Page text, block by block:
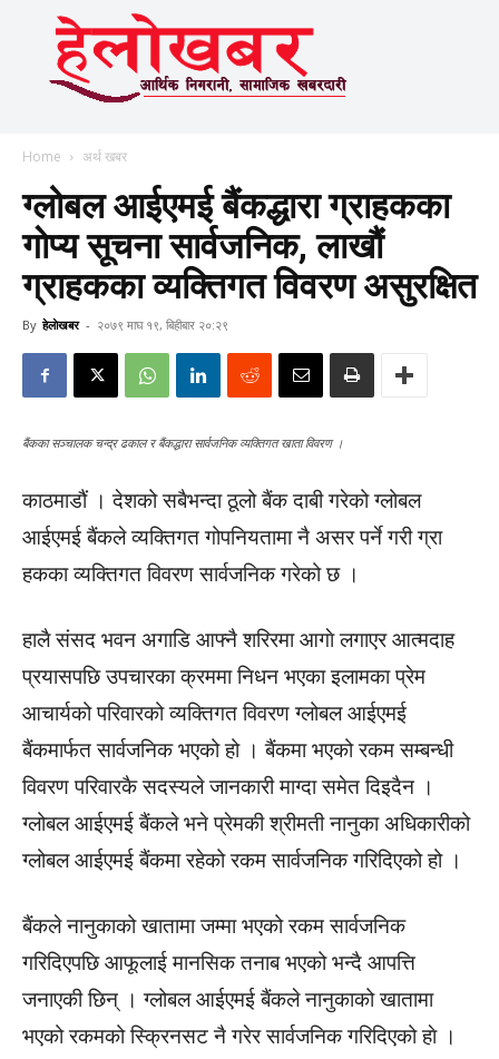
Home अर्थ खबर
ग्लोबल आईएमई बैंकद्धारा ग्राहकका
गाेप्य सूचना सार्वजनिक, लाखौं
ग्राहकका व्यक्तिगत विवरण असुरक्षित
By हेलाेखबर - २०७९ माघ १९, बिहीबार २०:२९
बैंकका सञ्चालक चन्द्र ढकाल र बैंकद्धारा सार्वजनिक व्यक्तिगत खाता विवरण ।
काठमाडौं । देशको सबैभन्दा ठूलो बैंक दाबी गरेको ग्लोबल
आईएमई बैंकले व्यक्तिगत गोपनियतामा नै असर पर्ने गरी ग्रा
हकका व्यक्तिगत विवरण सार्वजनिक गरेको छ ।
हालै संसद भवन अगाडि आफ्नै शरिरमा आगाे लगाएर आत्मदाह
प्रयासपछि उपचारका क्रममा निधन भएका इलामका प्रेम
आचार्यको परिवारको व्यक्तिगत विवरण ग्लोबल आईएमई
बैंकमार्फत सार्वजनिक भएको हो । बैंकमा भएको रकम सम्बन्धी
विवरण परिवारकै सदस्यले जानकारी माग्दा समेत दिइदैन ।
ग्लोबल आईएमई बैंकले भने प्रेमकी श्रीमती नानुका अधिकारीको
ग्लोबल आईएमई बैंकमा रहेको रकम सार्वजनिक गरिदिएको हो ।
बैंकले नानुकाको खातामा जम्मा भएको रकम सार्वजनिक
गरिदिएपछि आफूलाई मानसिक तनाब भएको भन्दै आपत्ति
जनाएकी छिन् । ग्लोबल आईएमई बैंकले नानुकाको खातामा
भएको रकमको स्क्रिनसट नै गरेर सार्वजनिक गरिदिएको हाे ।